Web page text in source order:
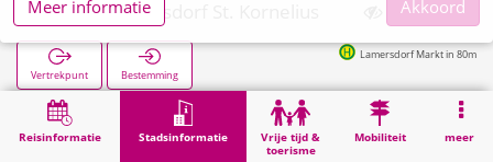
Reisinformatie Stadsinformatie
Vrije tijd &
toerisme
Mobiliteit meer
Inden, Lamersdorf St. Kornelius
Vertrekpunt Bestemming
Lamersdorf Markt in 80m
Stadsinformatie Inden, Lamersdorf St. Kornelius
Meer informatie
Akkoord